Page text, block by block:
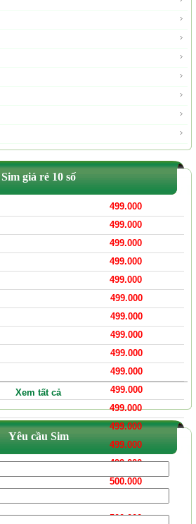
Sim giá rẻ 10 số
499.000
499.000
499.000
499.000
499.000
499.000
499.000
499.000
499.000
499.000
499.000
499.000
499.000
499.000
499.000
500.000
500.000
Xem tất cả
Yêu cầu Sim